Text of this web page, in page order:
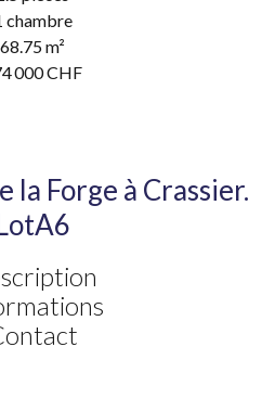
chambre
68.75m²
000 CHF
la Forge à Crassier.